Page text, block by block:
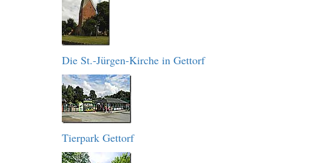
Die St.-Jürgen-Kirche in Gettorf
Tierpark Gettorf